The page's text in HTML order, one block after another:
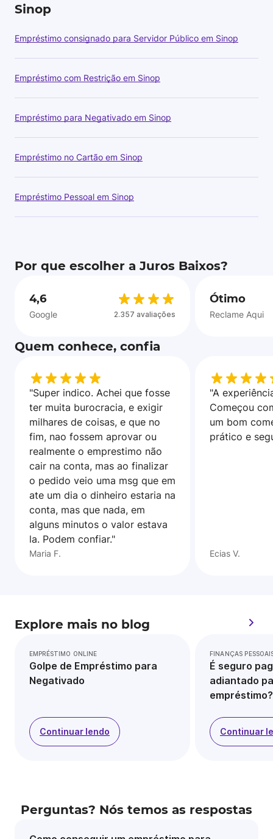
Sinop
Empréstimo consignado para Servidor Público em Sinop
Empréstimo com Restrição em Sinop
Empréstimo para Negativado em Sinop
Empréstimo no Cartão em Sinop
Empréstimo Pessoal em Sinop
Por que escolher a Juros Baixos?
4,6
Google 2.357 avaliações
Ótimo
Reclame Aqui
Quem conhece, confia
"Super indico. Achei que fosse
ter muita burocracia, e exigir
milhares de coisas, e que no
fim, nao fossem aprovar ou
realmente o emprestimo não
cair na conta, mas ao finalizar
o pedido veio uma msg que em
ate um dia o dinheiro estaria na
conta, mas que nada, em
alguns minutos o valor estava
la. Podem confiar."
Maria F.
"A
Começou
um bom
prático e
Ecias V.
Explore mais no blog
EMPRÉSTIMO ONLINE
Golpe de Empréstimo para
Negativado
Continuar lendo
FINANÇAS
É seguro
adiantado
empréstimo?
Continuar
Perguntas? Nós temos as respostas